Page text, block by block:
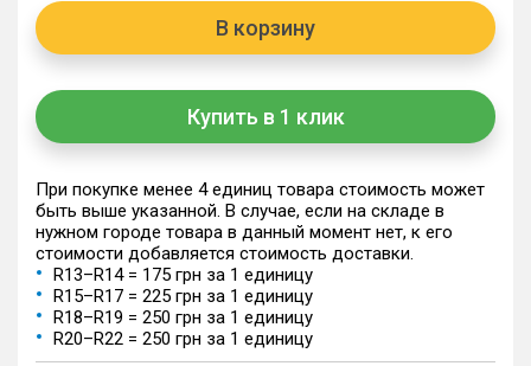
В корзину
Купить в 1 клик
При покупке менее 4 единиц товара стоимость может
быть выше указанной. В случае, если на складе в
нужном городе товара в данный момент нет, к его
стоимости добавляется стоимость доставки.
R13–R14 = 175 грн за 1 единицу
R15–R17 = 225 грн за 1 единицу
R18–R19 = 250 грн за 1 единицу
R20–R22 = 250 грн за 1 единицу